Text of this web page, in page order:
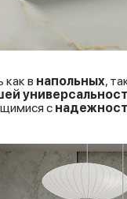
как в напольных,
с